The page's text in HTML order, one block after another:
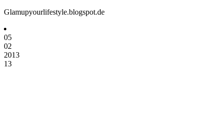
Glamupyourlifestyle.blogspot.de
05
02
2013
13